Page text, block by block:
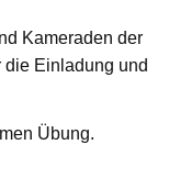
Kameraden der
Einladung und
Übung.